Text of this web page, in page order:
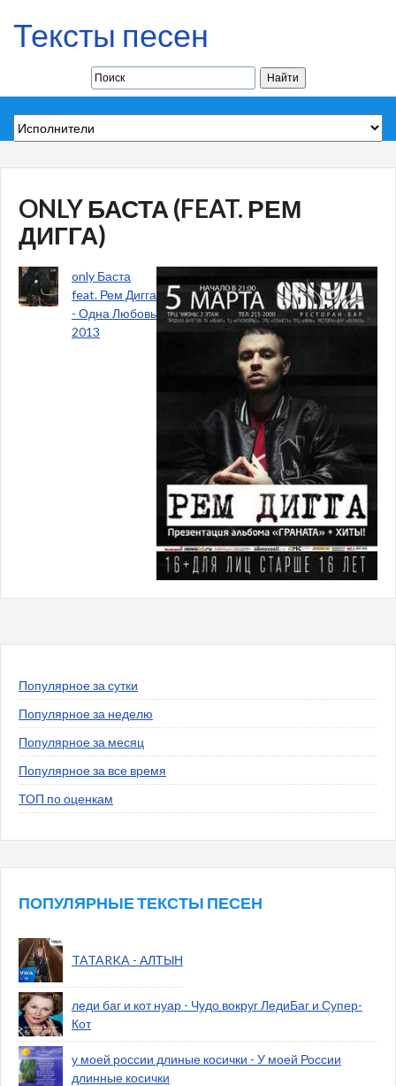
Тексты песен
ONLY БАСТА (FEAT. РЕМ
ДИГГА)
only Баста
feat. Рем Дигга
- Одна Любовь
2013
Популярное за сутки
Популярное за неделю
Популярное за месяц
Популярное за все время
ТОП по оценкам
ПОПУЛЯРНЫЕ ТЕКСТЫ ПЕСЕН
TATARKA - АЛТЫН
леди баг и кот нуар - Чудо вокруг ЛедиБаг и Супер-
Кот
у моей россии длиные косички - У моей России
длинные косички